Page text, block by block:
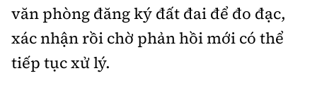
Thông tin tòa
soạn
văn phòng đăng ký đất đai để đo đạc,
xác nhận rồi chờ phản hồi mới có thể
tiếp tục xử lý.